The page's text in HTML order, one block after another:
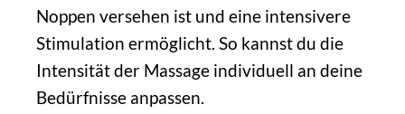
Noppen versehen ist und eine intensivere
Stimulation ermöglicht. So kannst du die
Intensität der Massage individuell an deine
Bedürfnisse anpassen.